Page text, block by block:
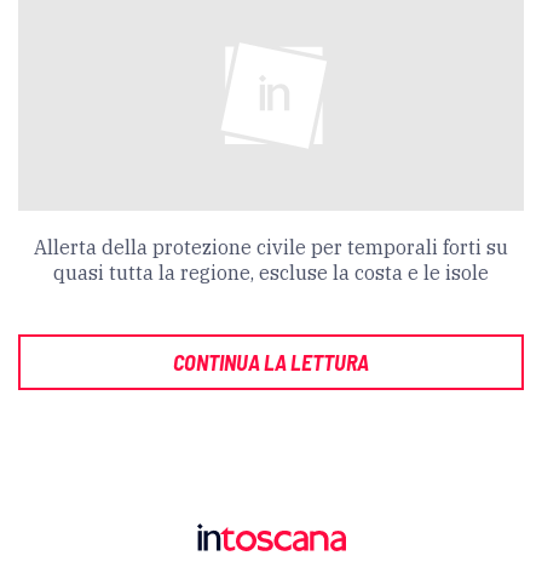
Allerta della protezione civile per temporali forti su
quasi tutta la regione, escluse la costa e le isole
CONTINUA LA LETTURA